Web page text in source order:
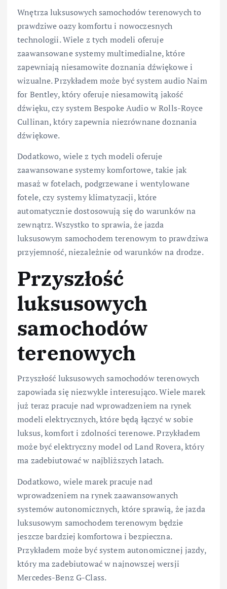
Wnętrza luksusowych samochodów terenowych to
prawdziwe oazy komfortu i nowoczesnych
technologii. Wiele z tych modeli oferuje
zaawansowane systemy multimedialne, które
zapewniają niesamowite doznania dźwiękowe i
wizualne. Przykładem może być system audio Naim
for Bentley, który oferuje niesamowitą jakość
dźwięku, czy system Bespoke Audio w Rolls-Royce
Cullinan, który zapewnia niezrównane doznania
dźwiękowe.
Dodatkowo, wiele z tych modeli oferuje
zaawansowane systemy komfortowe, takie jak
masaż w fotelach, podgrzewane i wentylowane
fotele, czy systemy klimatyzacji, które
automatycznie dostosowują się do warunków na
zewnątrz. Wszystko to sprawia, że jazda
luksusowym samochodem terenowym to prawdziwa
przyjemność, niezależnie od warunków na drodze.
Przyszłość
luksusowych
samochodów
terenowych
Przyszłość luksusowych samochodów terenowych
zapowiada się niezwykle interesująco. Wiele marek
już teraz pracuje nad wprowadzeniem na rynek
modeli elektrycznych, które będą łączyć w sobie
luksus, komfort i zdolności terenowe. Przykładem
może być elektryczny model od Land Rovera, który
ma zadebiutować w najbliższych latach.
Dodatkowo, wiele marek pracuje nad
wprowadzeniem na rynek zaawansowanych
systemów autonomicznych, które sprawią, że jazda
luksusowym samochodem terenowym będzie
jeszcze bardziej komfortowa i bezpieczna.
Przykładem może być system autonomicznej jazdy,
który ma zadebiutować w najnowszej wersji
Mercedes-Benz G-Class.